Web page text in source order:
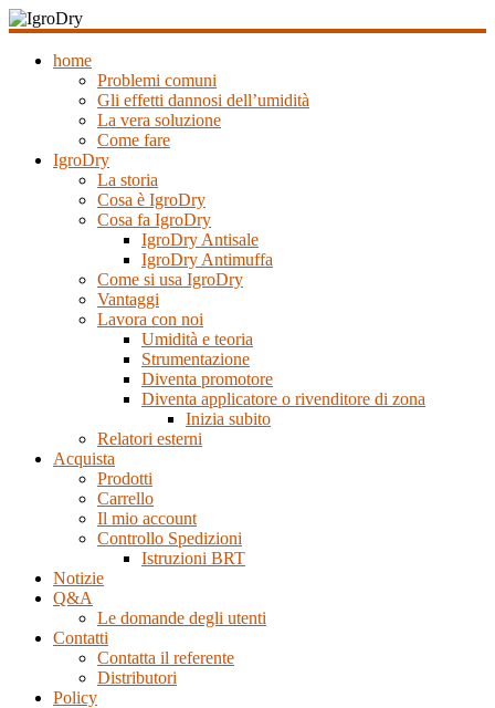
Salta
al
contenuto
IgroDry
muri
attualmente
home
Problemi comuni
Gli effetti dannosi dell’umidità
La vera soluzione
Come fare
IgroDry
La storia
Cosa è IgroDry
Cosa fa IgroDry
IgroDry Antisale
IgroDry Antimuffa
Come si usa IgroDry
Vantaggi
Lavora con noi
Umidità e teoria
Strumentazione
Diventa promotore
Diventa applicatore o rivenditore di zona
Inizia subito
Relatori esterni
Acquista
Prodotti
Carrello
Il mio account
Controllo Spedizioni
Istruzioni BRT
Notizie
Q&A
Le domande degli utenti
Contatti
Contatta il referente
Distributori
Policy